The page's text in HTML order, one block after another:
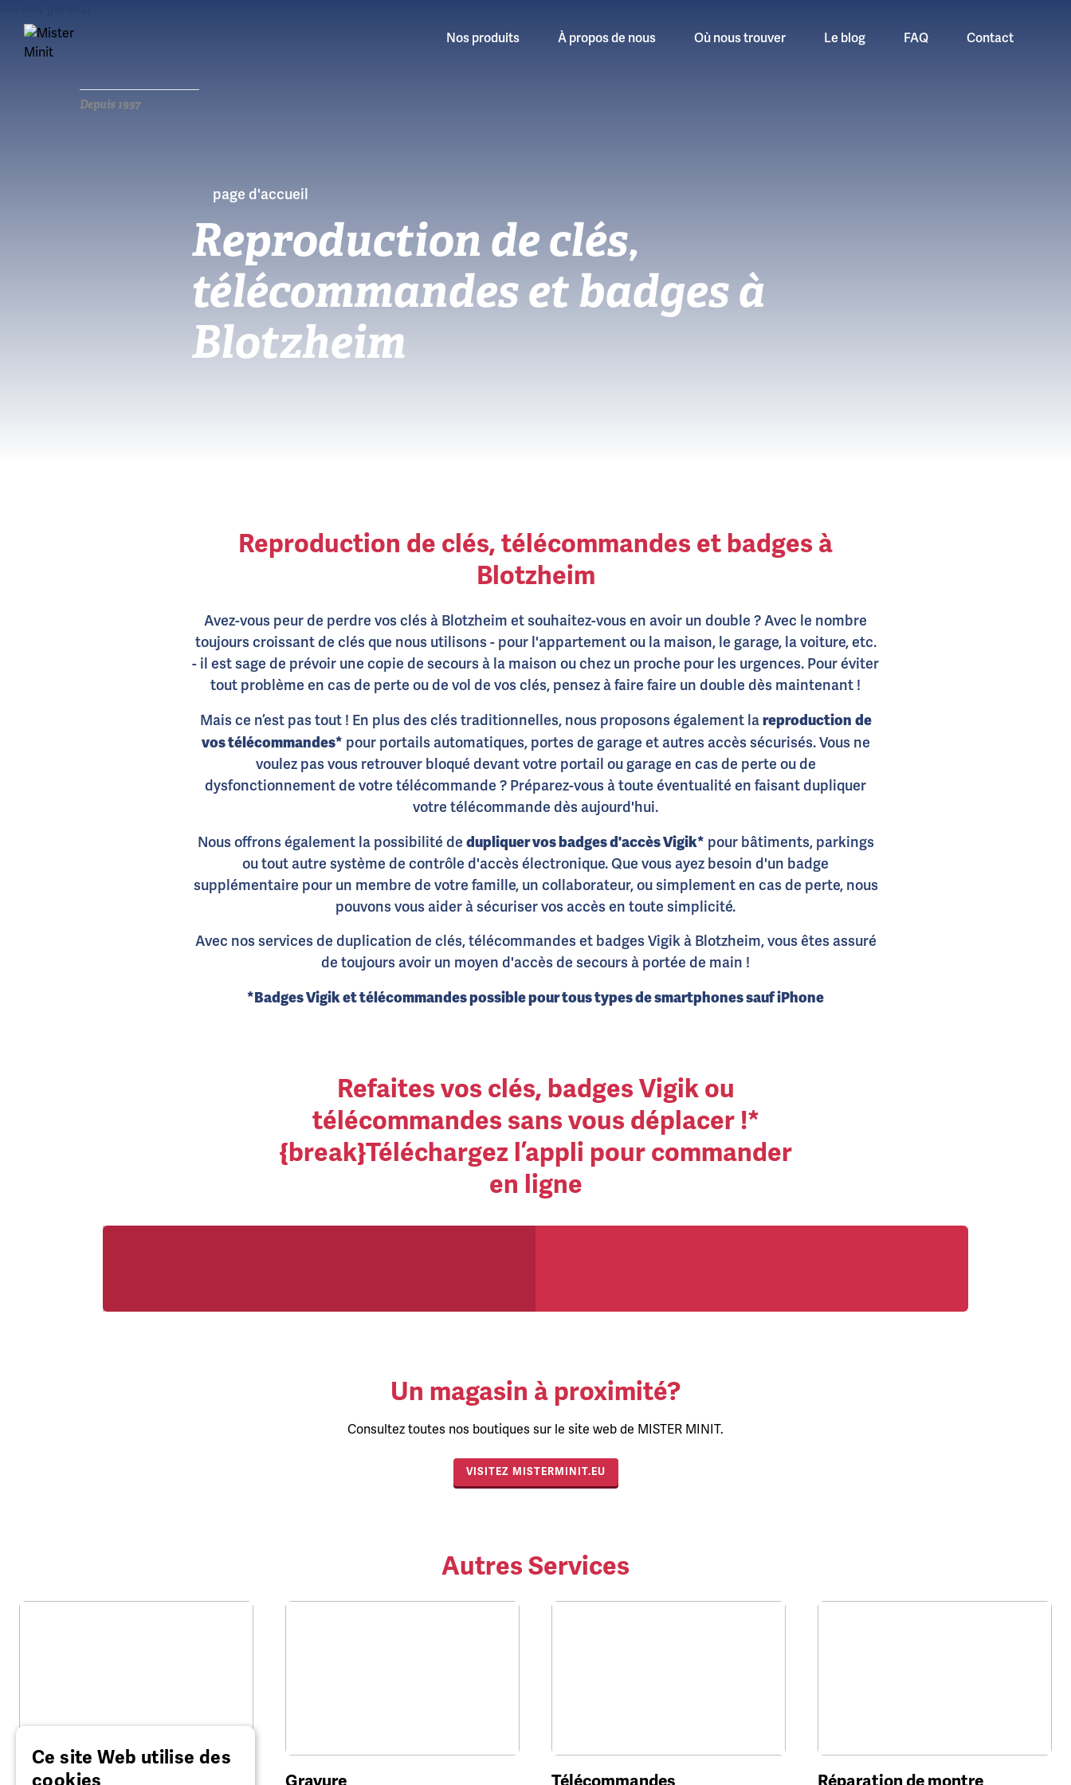
Depuis 1957
Nos produits À propos de nous Où nous trouver Le blog FAQ Contact
page d'accueil
Reproduction de clés,
télécommandes et badges à
Blotzheim
Reproduction de clés, télécommandes et badges à
Blotzheim
Avez-vous peur de perdre vos clés à Blotzheim et souhaitez-vous en avoir un double ? Avec le nombre
toujours croissant de clés que nous utilisons - pour l'appartement ou la maison, le garage, la voiture, etc.
- il est sage de prévoir une copie de secours à la maison ou chez un proche pour les urgences. Pour éviter
tout problème en cas de perte ou de vol de vos clés, pensez à faire faire un double dès maintenant !
Mais ce n’est pas tout ! En plus des clés traditionnelles, nous proposons également lareproduction de
vos télécommandes* pour portails automatiques, portes de garage et autres accès sécurisés. Vous ne
voulez pas vous retrouver bloqué devant votre portail ou garage en cas de perte ou de
dysfonctionnement de votre télécommande ? Préparez-vous à toute éventualité en faisant dupliquer
votre télécommande dès aujourd'hui.
Nous offrons également la possibilité de dupliquer vos badges d'accès Vigik* pour bâtiments, parkings
ou tout autre système de contrôle d'accès électronique. Que vous ayez besoin d'un badge
supplémentaire pour un membre de votre famille, un collaborateur, ou simplement en cas de perte, nous
pouvons vous aider à sécuriser vos accès en toute simplicité.
Avec nos services de duplication de clés, télécommandes et badges Vigik à Blotzheim, vous êtes assuré
de toujours avoir un moyen d'accès de secours à portée de main !
*Badges Vigik et télécommandes possible pour tous types de smartphones sauf iPhone
Refaites vos clés, badges Vigik ou
télécommandes sans vous déplacer !*
{break}Téléchargez l’appli pour commander
en ligne
Un magasin à proximité?
Consultez toutes nos boutiques sur le site web de MISTER MINIT.
VISITEZ MISTERMINIT.EU
Autres Services
Cordonnerie Gravure Télécommandes Réparation de montre
Ce site Web utilise des